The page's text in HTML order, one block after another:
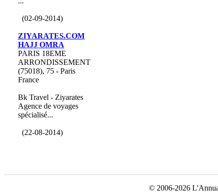
(02-09-2014)
ZIYARATES.COM
HAJJ OMRA
PARIS 18EME
ARRONDISSEMENT
(75018), 75 - Paris
France
Bk Travel - Ziyarates
Agence de voyages
spécialisé...
(22-08-2014)
© 2006-2026